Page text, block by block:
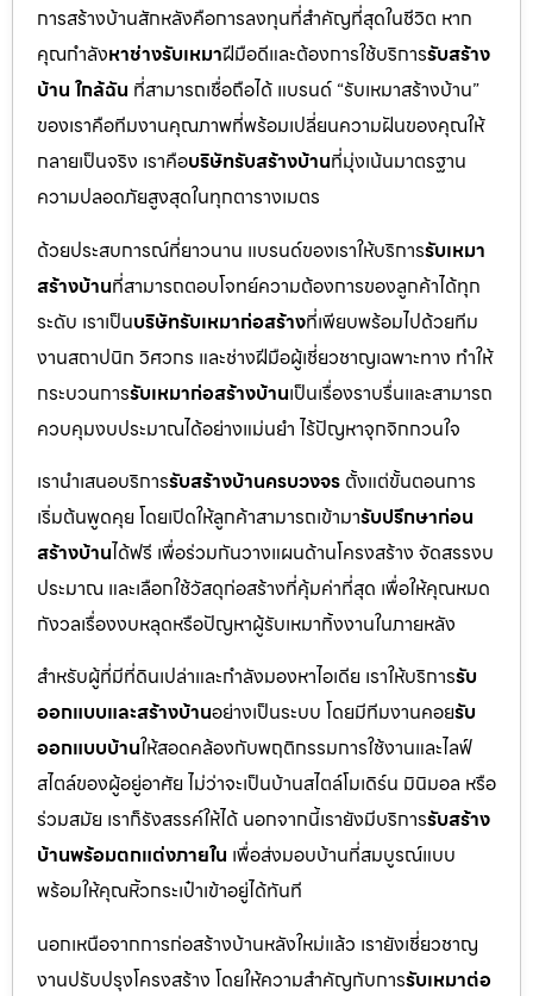
การสร้างบ้านสักหลังคือการลงทุนที่สำคัญที่สุดในชีวิต หาก
คุณกำลังหาช่างรับเหมาฝีมือดีและต้องการใช้บริการรับสร้าง
บ้าน ใกล้ฉัน ที่สามารถเชื่อถือได้ แบรนด์ “รับเหมาสร้างบ้าน”
ของเราคือทีมงานคุณภาพที่พร้อมเปลี่ยนความฝันของคุณให้
กลายเป็นจริง เราคือบริษัทรับสร้างบ้านที่มุ่งเน้นมาตรฐาน
ความปลอดภัยสูงสุดในทุกตารางเมตร
ด้วยประสบการณ์ที่ยาวนาน แบรนด์ของเราให้บริการรับเหมา
สร้างบ้านที่สามารถตอบโจทย์ความต้องการของลูกค้าได้ทุก
ระดับ เราเป็นบริษัทรับเหมาก่อสร้างที่เพียบพร้อมไปด้วยทีม
งานสถาปนิก วิศวกร และช่างฝีมือผู้เชี่ยวชาญเฉพาะทาง ทำให้
กระบวนการรับเหมาก่อสร้างบ้านเป็นเรื่องราบรื่นและสามารถ
ควบคุมงบประมาณได้อย่างแม่นยำ ไร้ปัญหาจุกจิกกวนใจ
เรานำเสนอบริการรับสร้างบ้านครบวงจร ตั้งแต่ขั้นตอนการ
เริ่มต้นพูดคุย โดยเปิดให้ลูกค้าสามารถเข้ามารับปรึกษาก่อน
สร้างบ้านได้ฟรี เพื่อร่วมกันวางแผนด้านโครงสร้าง จัดสรรงบ
ประมาณ และเลือกใช้วัสดุก่อสร้างที่คุ้มค่าที่สุด เพื่อให้คุณหมด
กังวลเรื่องงบหลุดหรือปัญหาผู้รับเหมาทิ้งงานในภายหลัง
สำหรับผู้ที่มีที่ดินเปล่าและกำลังมองหาไอเดีย เราให้บริการรับ
ออกแบบและสร้างบ้านอย่างเป็นระบบ โดยมีทีมงานคอยรับ
ออกแบบบ้านให้สอดคล้องกับพฤติกรรมการใช้งานและไลฟ์
สไตล์ของผู้อยู่อาศัย ไม่ว่าจะเป็นบ้านสไตล์โมเดิร์น มินิมอล หรือ
ร่วมสมัย เราก็รังสรรค์ให้ได้ นอกจากนี้เรายังมีบริการรับสร้าง
บ้านพร้อมตกแต่งภายใน เพื่อส่งมอบบ้านที่สมบูรณ์แบบ
พร้อมให้คุณหิ้วกระเป๋าเข้าอยู่ได้ทันที
นอกเหนือจากการก่อสร้างบ้านหลังใหม่แล้ว เรายังเชี่ยวชาญ
งานปรับปรุงโครงสร้าง โดยให้ความสำคัญกับการรับเหมาต่อ